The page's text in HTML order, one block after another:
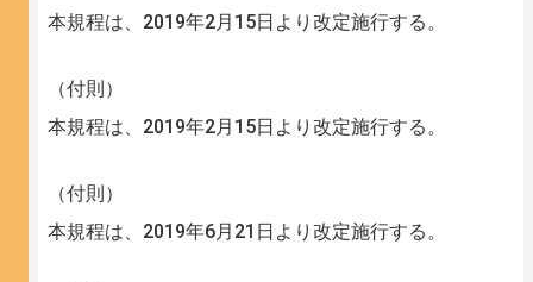
本規程は、2019年2月15日より改定施行する。
（付則）
本規程は、2019年2月15日より改定施行する。
（付則）
本規程は、2019年6月21日より改定施行する。